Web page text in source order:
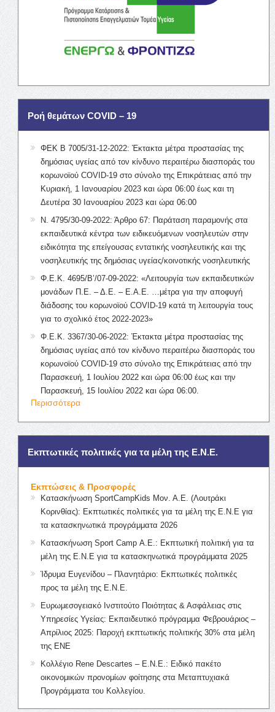
Ροή θεμάτων COVID – 19
ΦΕΚ Β 7005/31-12-2022: Έκτακτα μέτρα προστασίας της
δημόσιας υγείας από τον κίνδυνο περαιτέρω διασποράς του
κορωνοϊού COVID-19 στο σύνολο της Επικράτειας από την
Κυριακή, 1 Ιανουαρίου 2023 και ώρα 06:00 έως και τη
Δευτέρα 30 Ιανουαρίου 2023 και ώρα 06:00
Ν. 4795/30-09-2022: Άρθρο 67: Παράταση παραμονής στα
εκπαιδευτικά κέντρα των ειδικευόμενων νοσηλευτών στην
ειδικότητα της επείγουσας εντατικής νοσηλευτικής και της
νοσηλευτικής της δημόσιας υγείας/κοινοτικής νοσηλευτικής
Φ.Ε.Κ. 4695/Β’/07-09-2022: «Λειτουργία των εκπαιδευτικών
μονάδων Π.Ε. – Δ.Ε. – Ε.Α.Ε. …μέτρα για την αποφυγή
διάδοσης του κορωνοϊού COVID-19 κατά τη λειτουργία τους
για το σχολικό έτος 2022-2023»
Φ.Ε.Κ. 3367/30-06-2022: Έκτακτα μέτρα προστασίας της
δημόσιας υγείας από τον κίνδυνο περαιτέρω διασποράς του
κορωνοϊού COVID-19 στο σύνολο της Επικράτειας από την
Παρασκευή, 1 Ιουλίου 2022 και ώρα 06:00 έως και την
Παρασκευή, 15 Ιουλίου 2022 και ώρα 06:00.
Περισσότερα
Εκπτωτικές πολιτικές για τα μέλη της Ε.Ν.Ε.
Εκπτώσεις & Προσφορές
Κατασκήνωση SportCampKids Μον. Α.Ε. (Λουτράκι
Κορινθίας): Εκπτωτικές πολιτικές για τα μέλη της Ε.Ν.Ε για
τα κατασκηνωτικά προγράμματα 2026
Κατασκήνωση Sport Camp Α.Ε.: Εκπτωτική πολιτική για τα
μέλη της Ε.Ν.Ε για τα κατασκηνωτικά προγράμματα 2025
Ίδρυμα Ευγενίδου – Πλανητάριο: Εκπτωτικές πολιτικές
προς τα μέλη της Ε.Ν.Ε.
Ευρωμεσογειακό Ινστιτούτο Ποιότητας & Ασφάλειας στις
Υπηρεσίες Υγείας: Εκπαιδευτικό πρόγραμμα Φεβρουάριος –
Απρίλιος 2025: Παροχή εκπτωτικής πολιτικής 30% στα μέλη
της ΕΝΕ
Κολλέγιο Rene Descartes – Ε.Ν.Ε.: Ειδικό πακέτο
οικονομικών προνομίων φοίτησης στα Μεταπτυχιακά
Προγράμματα του Κολλεγίου.